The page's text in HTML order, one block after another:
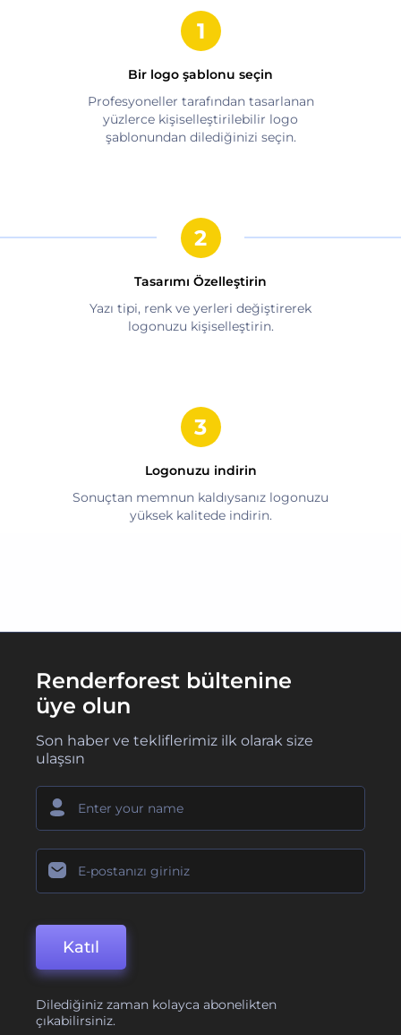
Bir logo şablonu seçin
Profesyoneller tarafından tasarlanan
yüzlerce kişiselleştirilebilir logo
şablonundan dilediğinizi seçin.
Tasarımı Özelleştirin
Yazı tipi, renk ve yerleri değiştirerek
logonuzu kişiselleştirin.
Logonuzu indirin
Sonuçtan memnun kaldıysanız logonuzu
yüksek kalitede indirin.
Renderforest bültenine
üye olun
Son haber ve tekliflerimiz ilk olarak size
ulaşsın
Katıl
Dilediğiniz zaman kolayca abonelikten
çıkabilirsiniz.